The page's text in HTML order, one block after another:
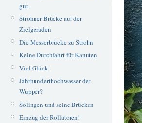
gut.
Strohner Brücke auf der
Zielgeraden
Die Messerbrücke zu Strohn
Keine Durchfahrt für Kanuten
Viel Glück
Jahrhunderthochwasser der
Wupper?
Solingen und seine Brücken
Einzug der Rollatoren!